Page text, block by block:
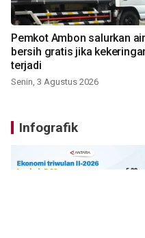
Pemkot Ambon salurkan air
bersih gratis jika
terjadi
Senin, 3 Agustus 2026
Infografik